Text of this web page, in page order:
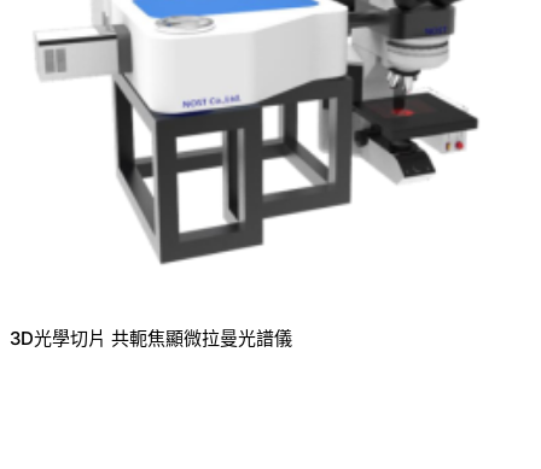
3D光學切片 共軛焦顯微拉曼光譜儀